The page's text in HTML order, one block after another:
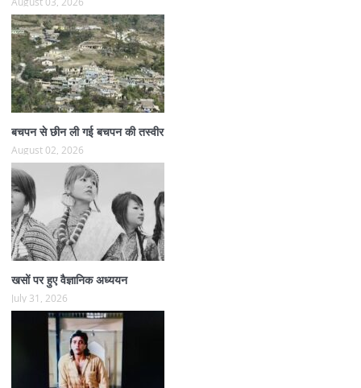
बचपन से छीन ली गई बचपन की तस्वीर
August 02, 2026
खसों पर हुए वैज्ञानिक अध्ययन
July 31, 2026